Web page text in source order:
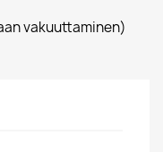
vakuuttaminen)